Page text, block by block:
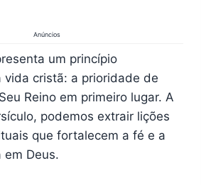
Anúncios
um princípio
cristã: a prioridade de
Reino em primeiro lugar. A
podemos extrair lições
que fortalecem a fé e a
em Deus.